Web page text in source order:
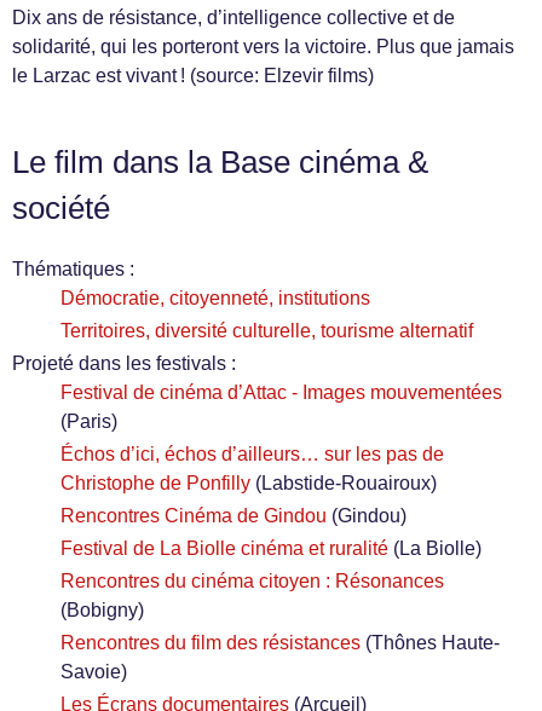
Dix ans de résistance, d’intelligence collective et de
solidarité, qui les porteront vers la victoire. Plus que jamais
le Larzac est vivant ! (source: Elzevir films)
Le film dans la Base cinéma &
société
Thématiques :
Démocratie, citoyenneté, institutions
Territoires, diversité culturelle, tourisme alternatif
Projeté dans les festivals :
Festival de cinéma d’Attac - Images mouvementées
(Paris)
Échos d’ici, échos d’ailleurs… sur les pas de
Christophe de Ponfilly (Labstide-Rouairoux)
Rencontres Cinéma de Gindou (Gindou)
Festival de La Biolle cinéma et ruralité (La Biolle)
Rencontres du cinéma citoyen : Résonances
(Bobigny)
Rencontres du film des résistances (Thônes Haute-
Savoie)
Les Écrans documentaires (Arcueil)